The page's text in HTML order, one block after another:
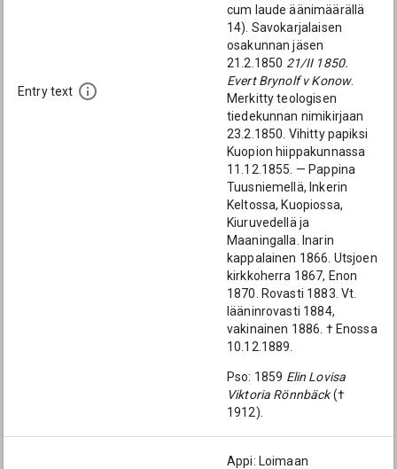
Entry text
cum laude äänimäärällä
14). Savokarjalaisen
osakunnan jäsen
21.2.1850 21/II 1850.
Evert Brynolf v Konow.
Merkitty teologisen
tiedekunnan nimikirjaan
23.2.1850. Vihitty papiksi
Kuopion hiippakunnassa
11.12.1855. — Pappina
Tuusniemellä, Inkerin
Keltossa, Kuopiossa,
Kiuruvedellä ja
Maaningalla. Inarin
kappalainen 1866. Utsjoen
kirkkoherra 1867, Enon
1870. Rovasti 1883. Vt.
lääninrovasti 1884,
vakinainen 1886. † Enossa
10.12.1889.
Pso: 1859 Elin Lovisa
Viktoria Rönnbäck(†
1912).
Appi: Loimaan